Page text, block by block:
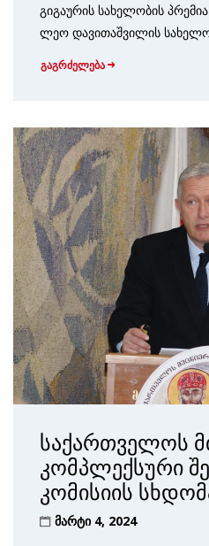
გიგაურის სახელობის
ლეო დავითაშვილის
გაგრძელება
საქართველოს
კომპლექსური
კომისიის
მარტი 4, 2024